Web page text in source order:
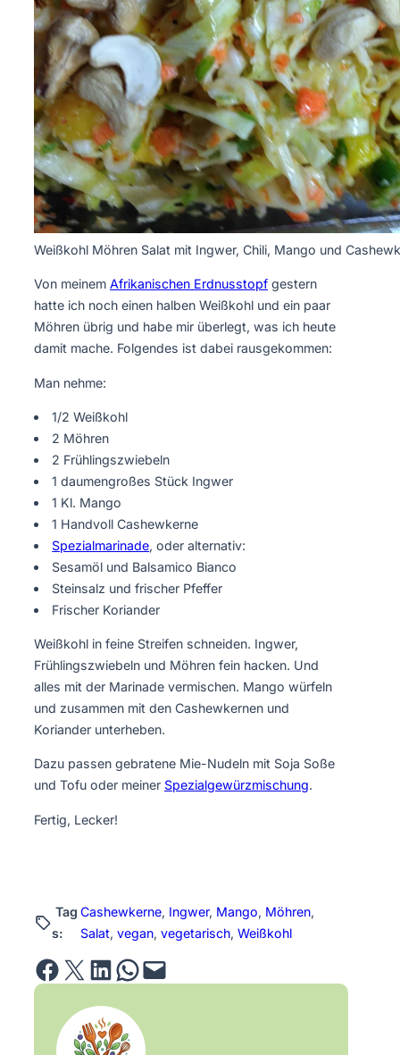
Weißkohl Möhren Salat mit Ingwer, Chili, Mango und
Von meinem Afrikanischen Erdnusstopf gestern
hatte ich noch einen halben Weißkohl und ein paar
Möhren übrig und habe mir überlegt, was ich heute
damit mache. Folgendes ist dabei rausgekommen:
Man nehme:
1/2 Weißkohl
2 Möhren
2 Frühlingszwiebeln
1 daumengroßes Stück Ingwer
1 Kl. Mango
1 Handvoll Cashewkerne
Spezialmarinade, oder alternativ:
Sesamöl und Balsamico Bianco
Steinsalz und frischer Pfeffer
Frischer Koriander
Weißkohl in feine Streifen schneiden. Ingwer,
Frühlingszwiebeln und Möhren fein hacken. Und
alles mit der Marinade vermischen. Mango würfeln
und zusammen mit den Cashewkernen und
Koriander unterheben.
Dazu passen gebratene Mie-Nudeln mit Soja Soße
und Tofu oder meiner Spezialgewürzmischung.
Fertig, Lecker!
Tag
s:
Cashewkerne, Ingwer, Mango, Möhren
Salat, vegan, vegetarisch, Weißkohl
Share on Facebook Email this Page Share on LinkedIn Share on WhatsApp Email this Page